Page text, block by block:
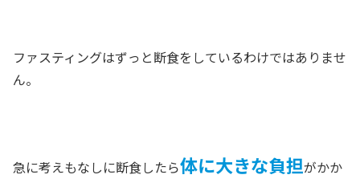
ファスティングはずっと断食をしているわけではありませ
ん。
急に考えもなしに断食したら体に大きな負担がかか